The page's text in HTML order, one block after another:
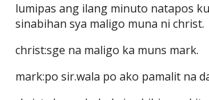
lumipas ang ilang minuto natapos
sinabihan sya maligo muna ni christ.
christ:sge na maligo ka muns mark.
mark:po sir.wala po ako pamalit na